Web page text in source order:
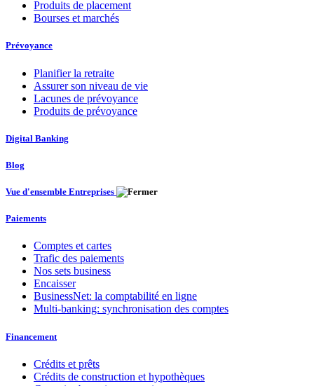
Produits de placement
Bourses et marchés
Prévoyance
Planifier la retraite
Assurer son niveau de vie
Lacunes de prévoyance
Produits de prévoyance
Digital Banking
Blog
Vue d'ensemble Entreprises
Paiements
Comptes et cartes
Trafic des paiements
Nos sets business
Encaisser
BusinessNet: la comptabilité en ligne
Multi-banking: synchronisation des comptes
Financement
Crédits et prêts
Crédits de construction et hypothèques